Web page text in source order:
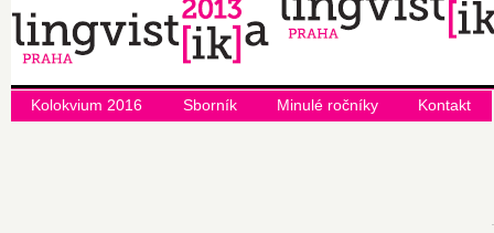
Kolokvium 2016 Sborník Minulé ročníky Kontakt